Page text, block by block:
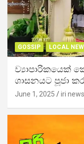
GOSSIP LOCAL
ව්‍යාපාරිකයෙක්
ශාසනයට පූජා
June 1, 2025 iri news